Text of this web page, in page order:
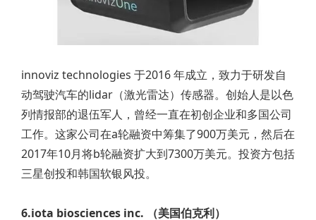
innoviz technologies 于2016 年成立，致力于研发自
动驾驶汽车的lidar（激光雷达）传感器。创始人是以色
列情报部的退伍军人，曾经一直在初创企业和多国公司
工作。这家公司在a轮融资中筹集了900万美元，然后在
2017年10月将b轮融资扩大到7300万美元。投资方包括
三星创投和韩国软银风投。
6.iota biosciences inc. （美国伯克利）